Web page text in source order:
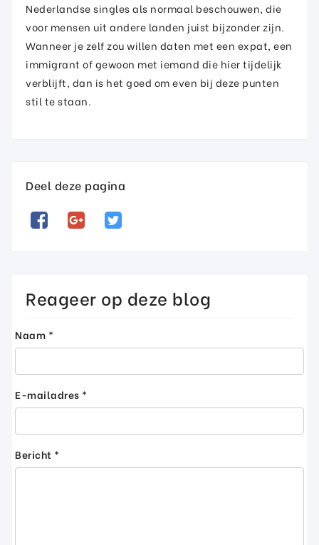
Nederlandse singles als normaal beschouwen, die
voor mensen uit andere landen juist bijzonder zijn.
Wanneer je zelf zou willen daten met een expat, een
immigrant of gewoon met iemand die hier tijdelijk
verblijft, dan is het goed om even bij deze punten
stil te staan.
Deel deze pagina
Reageer op deze blog
Naam *
E-mailadres *
Bericht *